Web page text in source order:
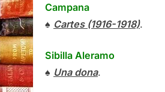
Campana
♠ Cartes (1916-1918).
Sibilla Aleramo
♠ Una dona.